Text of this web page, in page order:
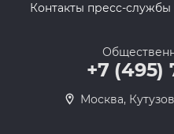
Контакты пресс-службы
+7 (495)
Москва,